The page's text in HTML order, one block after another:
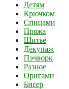
Детям
Крючком
Спицами
Пряжа
Шитьё
Декупаж
Пэчворк
Разное
Оригами
Бисер